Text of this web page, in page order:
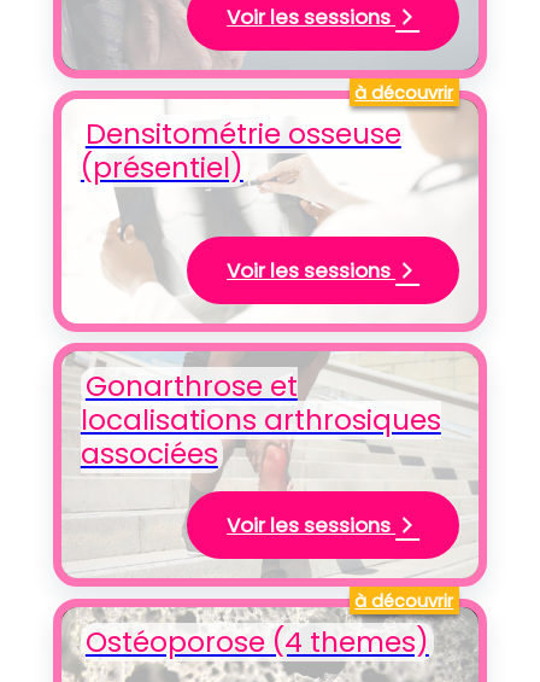
Voir les sessions
Densitométrie osseuse
(présentiel)
à découvrir
Voir les sessions
Gonarthrose et
localisations arthrosiques
associées
Voir les sessions
Ostéoporose (4 themes)
à découvrir